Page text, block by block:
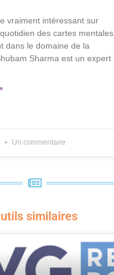
vraiment intéressant sur
des cartes mentales
dans le domaine de la
Sharma est un expert
Un commentaire
similaires